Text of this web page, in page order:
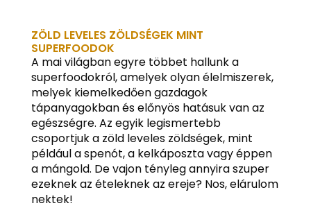
ZÖLD LEVELES ZÖLDSÉGEK MINT
SUPERFOODOK
A mai világban egyre többet hallunk a
superfoodokról, amelyek olyan élelmiszerek,
melyek kiemelkedően gazdagok
tápanyagokban és előnyös hatásuk van az
egészségre. Az egyik legismertebb
csoportjuk a zöld leveles zöldségek, mint
például a spenót, a kelkáposzta vagy éppen
a mángold. De vajon tényleg annyira szuper
ezeknek az ételeknek az ereje? Nos, elárulom
nektek!